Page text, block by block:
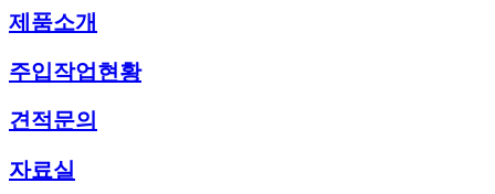
제품소개
주입작업현황
견적문의
자료실